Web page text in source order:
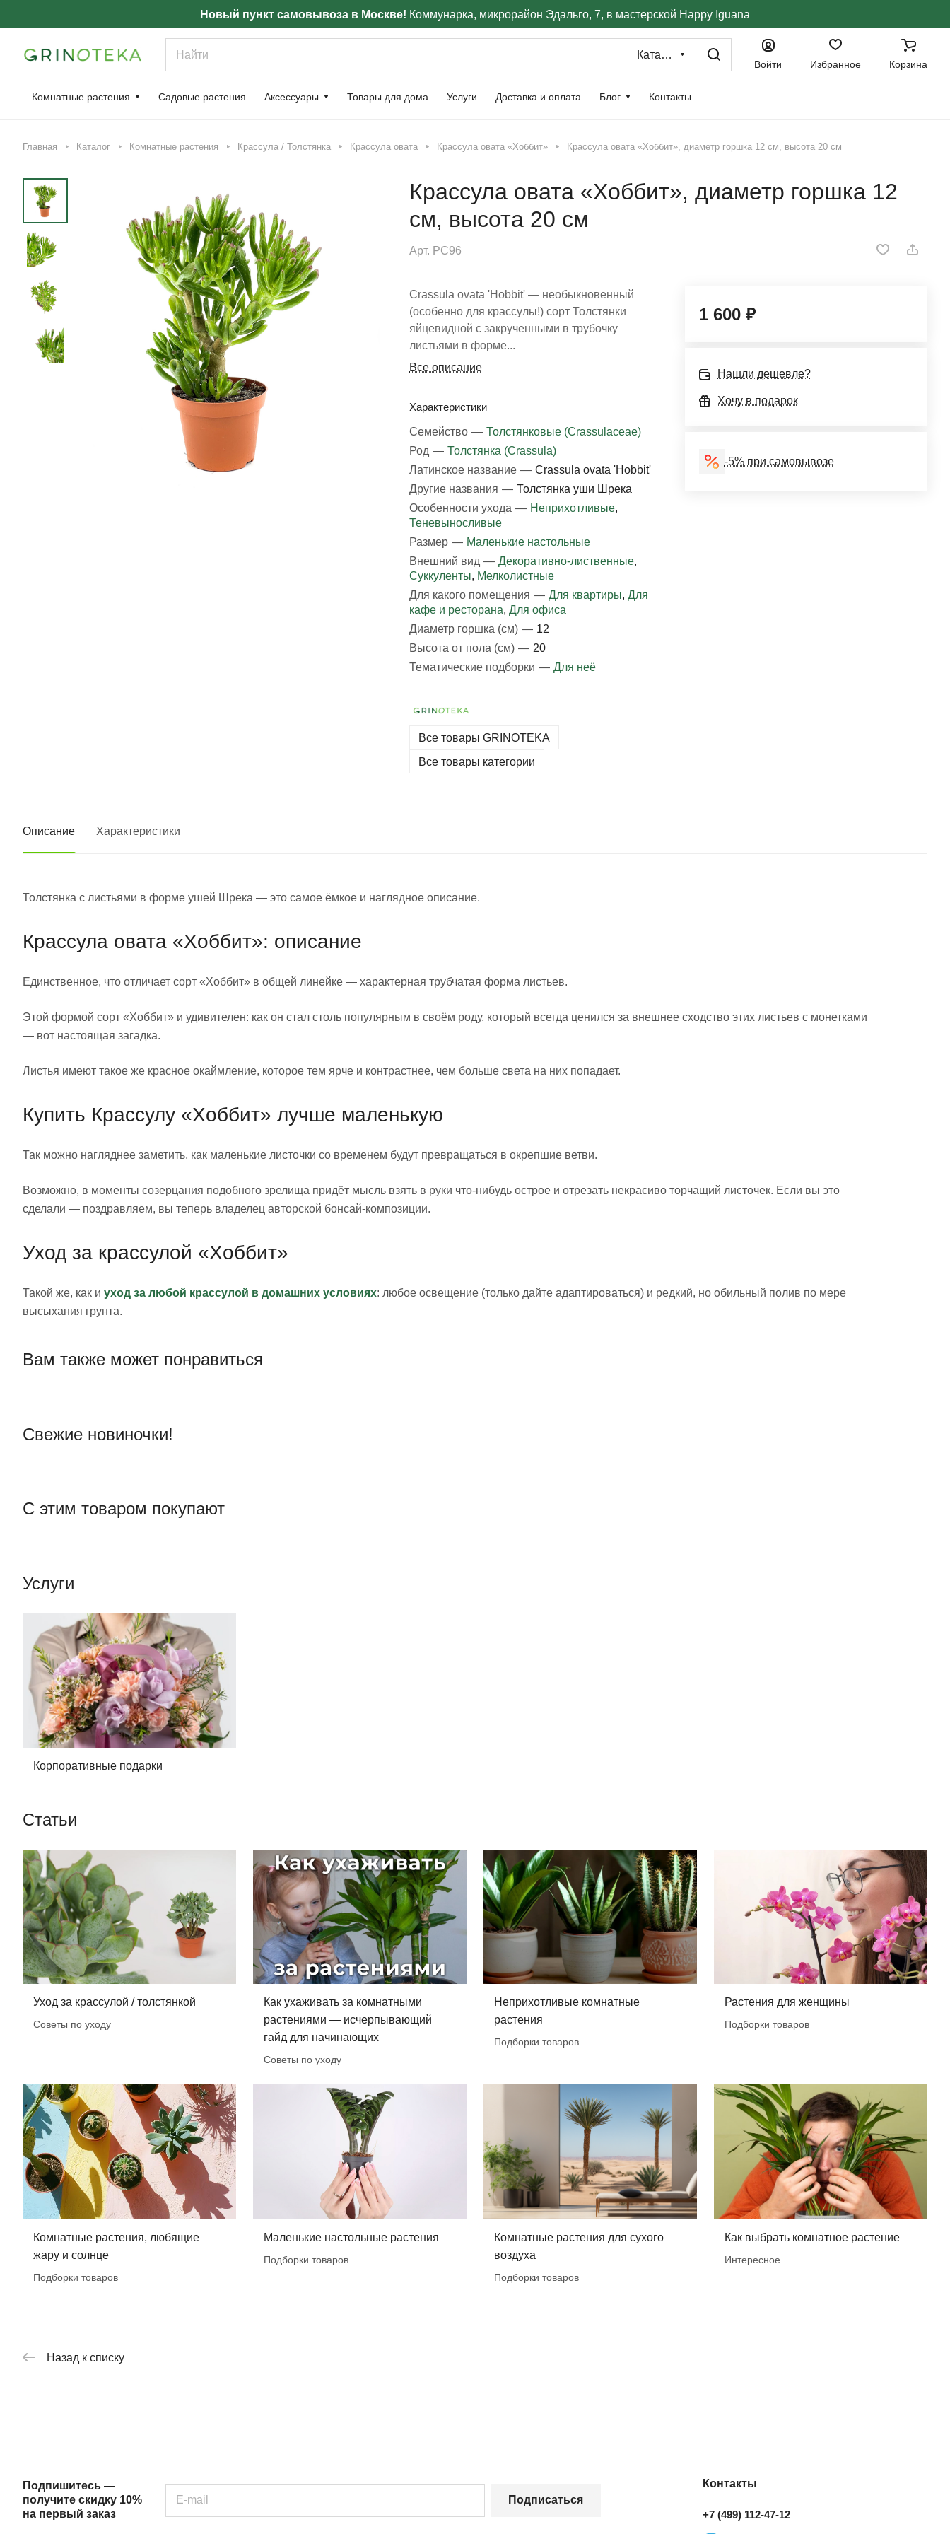
Новый пункт самовывоза в Москве! Коммунарка, микрорайон Эдальго, 7, в мастерской Happy Iguana
Каталог
Войти Избранное Корзина
Комнатные растения Садовые растения Аксессуары Товары для дома Услуги Доставка и оплата Блог Контакты
Главная Каталог Комнатные растения Крассула / Толстянка Крассула овата Крассула овата «Хоббит» Крассула овата «Хоббит», диаметр горшка 12 см, высота 20 см
Крассула овата «Хоббит», диаметр горшка 12
см, высота 20 см
Арт. РС96
Crassula ovata 'Hobbit' — необыкновенный
(особенно для крассулы!) сорт Толстянки
яйцевидной с закрученными в трубочку
листьями в форме...
Все описание
Характеристики
Семейство — Толстянковые (Crassulaceae)
Род — Толстянка (Crassula)
Латинское название — Crassula ovata 'Hobbit'
Другие названия — Толстянка уши Шрека
Особенности ухода — Неприхотливые,
Теневыносливые
Размер — Маленькие настольные
Внешний вид — Декоративно-лиственные,
Суккуленты, Мелколистные
Для какого помещения — Для квартиры, Для
кафе и ресторана, Для офиса
Диаметр горшка (см) — 12
Высота от пола (см) — 20
Тематические подборки — Для неё
Все товары GRINOTEKA
Все товары категории
1 600 ₽
Нашли дешевле?
Хочу в подарок
-5% при самовывозе
Описание Характеристики
Толстянка с листьями в форме ушей Шрека — это самое ёмкое и наглядное описание.
Крассула овата «Хоббит»: описание
Единственное, что отличает сорт «Хоббит» в общей линейке — характерная трубчатая форма листьев.
Этой формой сорт «Хоббит» и удивителен: как он стал столь популярным в своём роду, который всегда ценился за внешнее сходство этих листьев с монетками
— вот настоящая загадка.
Листья имеют такое же красное окаймление, которое тем ярче и контрастнее, чем больше света на них попадает.
Купить Крассулу «Хоббит» лучше маленькую
Так можно нагляднее заметить, как маленькие листочки со временем будут превращаться в окрепшие ветви.
Возможно, в моменты созерцания подобного зрелища придёт мысль взять в руки что-нибудь острое и отрезать некрасиво торчащий листочек. Если вы это
сделали — поздравляем, вы теперь владелец авторской бонсай-композиции.
Уход за крассулой «Хоббит»
Такой же, как и уход за любой крассулой в домашних условиях: любое освещение (только дайте адаптироваться) и редкий, но обильный полив по мере
высыхания грунта.
Вам также может понравиться
Свежие новиночки!
С этим товаром покупают
Услуги
Корпоративные подарки
Статьи
Уход за крассулой / толстянкой
Советы по уходу
Как ухаживать за комнатными
растениями — исчерпывающий
гайд для начинающих
Советы по уходу
Неприхотливые комнатные
растения
Подборки товаров
Растения для женщины
Подборки товаров
Комнатные растения, любящие
жару и солнце
Подборки товаров
Маленькие настольные растения
Подборки товаров
Комнатные растения для сухого
воздуха
Подборки товаров
Как выбрать комнатное растение
Интересное
Назад к списку
Подпишитесь —
получите скидку 10%
на первый заказ
Подписаться
Контакты
+7 (499) 112-47-12